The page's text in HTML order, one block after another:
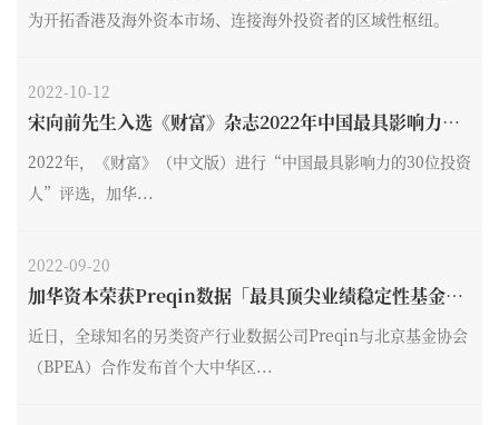
为开拓香港及海外资本市场、连接海外投资者的区域性枢纽。
2022-10-12
宋向前先生入选《财富》杂志2022年中国最具影响力投
2022年，《财富》（中文版）进行“中国最具影响力的30位投资
人”评选，加华...
2022-09-20
加华资本荣获Preqin数据「最具顶尖业绩稳定性基金T
近日，全球知名的另类资产行业数据公司Preqin与北京基金协会
（BPEA）合作发布首个大中华区...